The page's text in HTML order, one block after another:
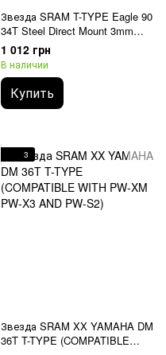
Звезда SRAM T-TYPE Eagle 90
34T Steel Direct Mount 3mm
Offset (including 8 bolts) Silver
1 012 грн
В наличии
Купить
3
Звезда SRAM XX YAMAHA DM
36T T-TYPE (COMPATIBLE